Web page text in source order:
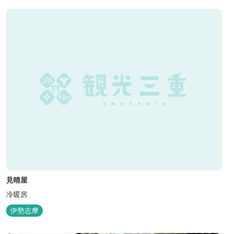
たキッズイベント、カナディアンカヌー、ペダルボート、ファンサ
見晴屋
冷暖房
伊勢志摩